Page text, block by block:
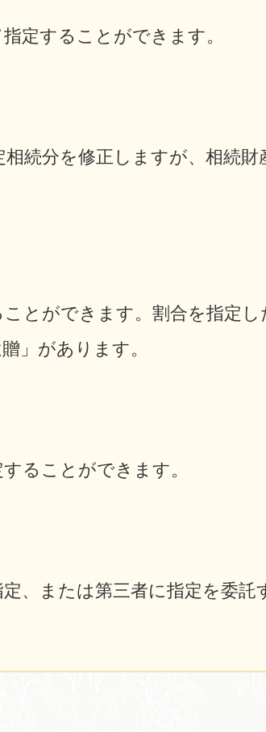
定することができます。
続分を修正しますが、相続財
とができます。割合を指定し
」があります。
ることができます。
、または第三者に指定を委託